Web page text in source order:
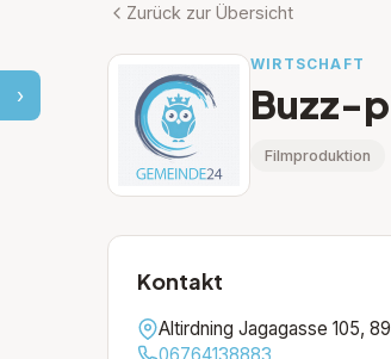
›
Zurück zur Übersicht
WIRTSCHAFT
Buzz-
Filmproduktion
Kontakt
Altirdning Jagagasse 105,